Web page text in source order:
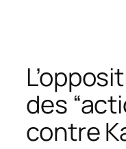
des
contre